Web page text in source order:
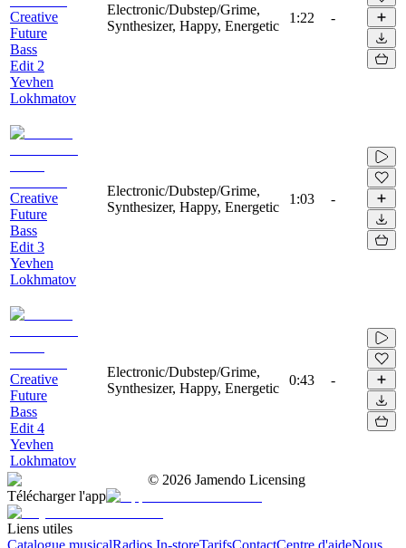
Creative
Future
Bass
Edit 2
Yevhen
Lokhmatov
Electronic/Dubstep/Grime,
Synthesizer, Happy, Energetic
1:22 -
Creative
Future
Bass
Edit 3
Yevhen
Lokhmatov
Electronic/Dubstep/Grime,
Synthesizer, Happy, Energetic
1:03 -
Creative
Future
Bass
Edit 4
Yevhen
Lokhmatov
Electronic/Dubstep/Grime,
Synthesizer, Happy, Energetic
0:43 -
© 2026 Jamendo Licensing
Télécharger l'app
Liens utiles
Catalogue musicalRadios In-storeTarifsContactCentre d'aideNous